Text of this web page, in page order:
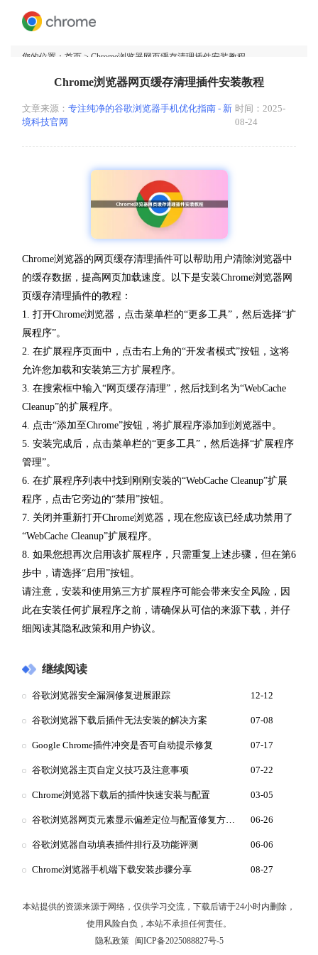
您的位置： 首页 > Chrome浏览器网页缓存清理插件安装教程
Chrome浏览器网页缓存清理插件安装教程
文章来源： 专注纯净的谷歌浏览器手机优化指南 - 新
境科技官网
时间：2025-
08-24
Chrome浏览器的网页缓存清理插件可以帮助用户清除浏览器中
的缓存数据，提高网页加载速度。以下是安装Chrome浏览器网
页缓存清理插件的教程：
1. 打开Chrome浏览器，点击菜单栏的“更多工具”，然后选择“扩
展程序”。
2. 在扩展程序页面中，点击右上角的“开发者模式”按钮，这将
允许您加载和安装第三方扩展程序。
3. 在搜索框中输入“网页缓存清理”，然后找到名为“WebCache
Cleanup”的扩展程序。
4. 点击“添加至Chrome”按钮，将扩展程序添加到浏览器中。
5. 安装完成后，点击菜单栏的“更多工具”，然后选择“扩展程序
管理”。
6. 在扩展程序列表中找到刚刚安装的“WebCache Cleanup”扩展
程序，点击它旁边的“禁用”按钮。
7. 关闭并重新打开Chrome浏览器，现在您应该已经成功禁用了
“WebCache Cleanup”扩展程序。
8. 如果您想再次启用该扩展程序，只需重复上述步骤，但在第6
步中，请选择“启用”按钮。
请注意，安装和使用第三方扩展程序可能会带来安全风险，因
此在安装任何扩展程序之前，请确保从可信的来源下载，并仔
细阅读其隐私政策和用户协议。
继续阅读
谷歌浏览器安全漏洞修复进展跟踪 12-12
谷歌浏览器下载后插件无法安装的解决方案 07-08
Google Chrome插件冲突是否可自动提示修复 07-17
谷歌浏览器主页自定义技巧及注意事项 07-22
Chrome浏览器下载后的插件快速安装与配置 03-05
谷歌浏览器网页元素显示偏差定位与配置修复方案在哪看 06-26
谷歌浏览器自动填表插件排行及功能评测 06-06
Chrome浏览器手机端下载安装步骤分享 08-27
本站提供的资源来源于网络，仅供学习交流，下载后请于24小时内删除，
使用风险自负，本站不承担任何责任。
隐私政策
闽ICP备2025088827号-5